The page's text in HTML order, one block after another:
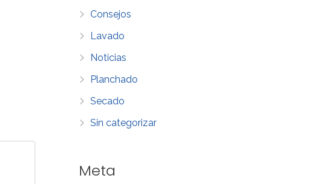
Consejos
Lavado
Noticias
Planchado
Secado
Sin categorizar
Meta